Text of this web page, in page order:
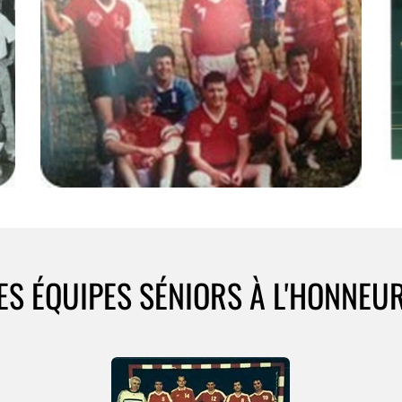
ÉQUIPES SÉNIORS À